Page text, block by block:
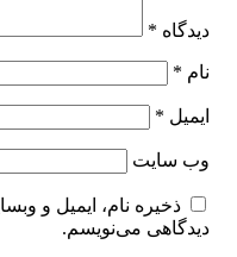
دیدگاه *
نام *
ایمیل *
وب‌ سایت
ذخیره نام، ایمیل و
دیدگاهی می‌نویسم.